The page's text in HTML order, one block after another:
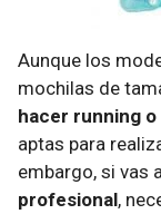
Aunque los
mochilas de
hacer running
aptas para
embargo, si vas
profesional,